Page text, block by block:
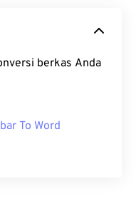
berkas Anda
To Word